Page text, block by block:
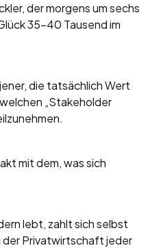
der morgens um sechs
35–40 Tausend im
die tatsächlich Wert
„Stakeholder
mit dem, was sich
lebt, zahlt sich selbst
der Privatwirtschaft jeder